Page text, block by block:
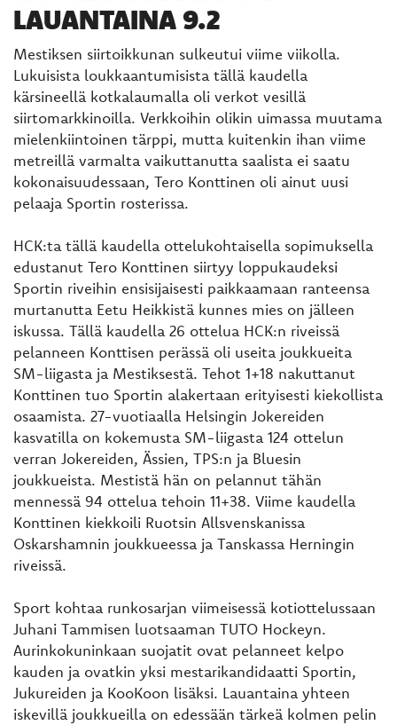
LAUANTAINA 9.2
Mestiksen siirtoikkunan sulkeutui viime viikolla.
Lukuisista loukkaantumisista tällä kaudella
kärsineellä kotkalaumalla oli verkot vesillä
siirtomarkkinoilla. Verkkoihin olikin uimassa muutama
mielenkiintoinen tärppi, mutta kuitenkin ihan viime
metreillä varmalta vaikuttanutta saalista ei saatu
kokonaisuudessaan, Tero Konttinen oli ainut uusi
pelaaja Sportin rosterissa.
HCK:ta tällä kaudella ottelukohtaisella sopimuksella
edustanut Tero Konttinen siirtyy loppukaudeksi
Sportin riveihin ensisijaisesti paikkaamaan ranteensa
murtanutta Eetu Heikkistä kunnes mies on jälleen
iskussa. Tällä kaudella 26 ottelua HCK:n riveissä
pelanneen Konttisen perässä oli useita joukkueita
SM-liigasta ja Mestiksestä. Tehot 1+18 nakuttanut
Konttinen tuo Sportin alakertaan erityisesti kiekollista
osaamista. 27-vuotiaalla Helsingin Jokereiden
kasvatilla on kokemusta SM-liigasta 124 ottelun
verran Jokereiden, Ässien, TPS:n ja Bluesin
joukkueista. Mestistä hän on pelannut tähän
mennessä 94 ottelua tehoin 11+38. Viime kaudella
Konttinen kiekkoili Ruotsin Allsvenskanissa
Oskarshamnin joukkueessa ja Tanskassa Herningin
riveissä.
Sport kohtaa runkosarjan viimeisessä kotiottelussaan
Juhani Tammisen luotsaaman TUTO Hockeyn.
Aurinkokuninkaan suojatit ovat pelanneet kelpo
kauden ja ovatkin yksi mestarikandidaatti Sportin,
Jukureiden ja KooKoon lisäksi. Lauantaina yhteen
iskevillä joukkueilla on edessään tärkeä kolmen pelin